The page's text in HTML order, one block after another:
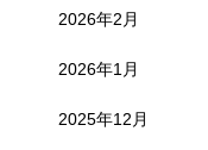
2026年2月
2026年1月
2025年12月